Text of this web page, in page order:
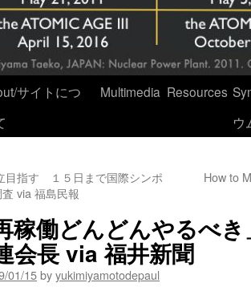
サイトにつ
Multimedia Resources
ウ
目指す １５日まで国際シンポ
via 福島民報
How to
稼働どんどんやるべ
会長 via 福井新聞
01/15byyukimiyamotodepaul